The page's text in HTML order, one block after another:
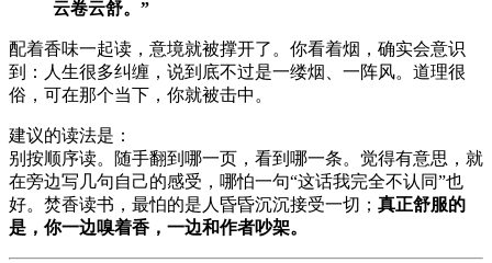
云卷云舒。”
配着香味一起读，意境就被撑开了。你看着烟，确实会意识
到：人生很多纠缠，说到底不过是一缕烟、一阵风。道理很
俗，可在那个当下，你就被击中。
建议的读法是：
别按顺序读。随手翻到哪一页，看到哪一条。觉得有意思，就
在旁边写几句自己的感受，哪怕一句“这话我完全不认同”也
好。焚香读书，最怕的是人昏昏沉沉接受一切； 真正舒服的
是，你一边嗅着香，一边和作者吵架。